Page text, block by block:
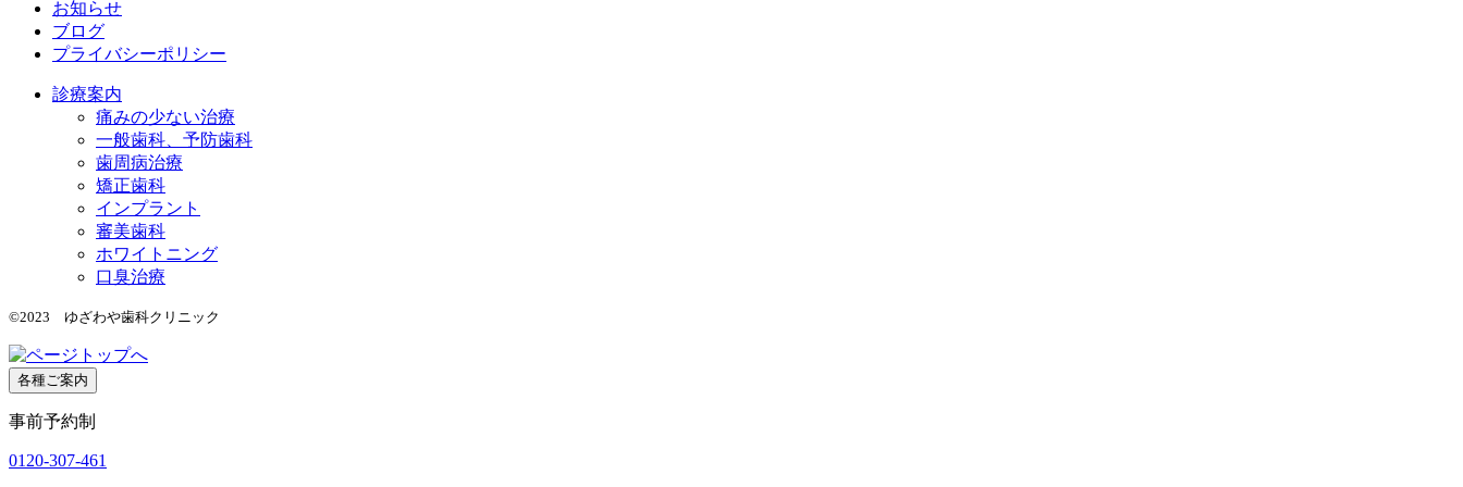
お知らせ
ブログ
プライバシーポリシー
診療案内
痛みの少ない治療
一般歯科、予防歯科
歯周病治療
矯正歯科
インプラント
審美歯科
ホワイトニング
口臭治療
©2023 ゆざわや歯科クリニック
各種ご案内
事前予約制
0120-307-461